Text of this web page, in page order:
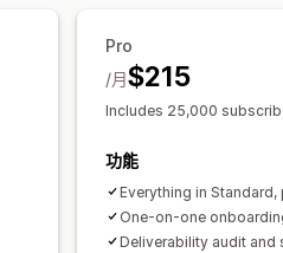
觸發條件與規則
分析
地理位置
Pro
$215
/月
Includes 25,000
功能
Everything in Standard,
One-on-one
Deliverability audit and